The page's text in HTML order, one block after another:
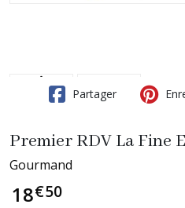
Partager
Premier RDV La Fine
Gourmand
18€50